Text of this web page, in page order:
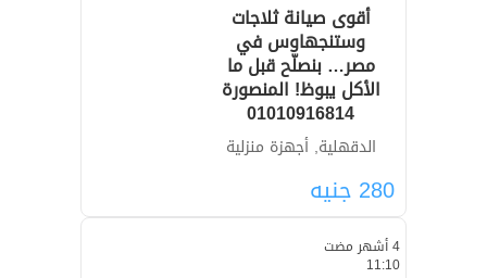
أقوى صيانة ثلاجات
وستنجهاوس في
مصر… بنصلّح قبل ما
الأكل يبوظ! المنصورة
01010916814
الدقهلية, أجهزة منزلية
280 جنيه
4 أشهر مضت
11:10